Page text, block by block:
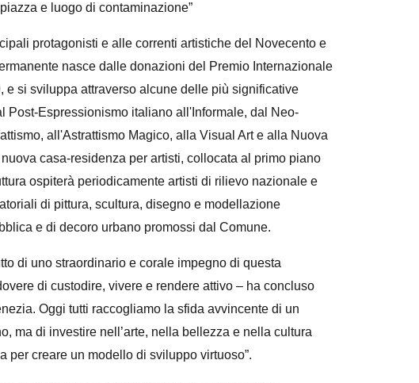
e luogo di contaminazione”
protagonisti e alle correnti artistiche del Novecento e
nasce dalle donazioni del Premio Internazionale
si sviluppa attraverso alcune delle più significative
Post-Espressionismo italiano all'Informale, dal Neo-
all'Astrattismo Magico, alla Visual Art e alla Nuova
casa-residenza per artisti, collocata al primo piano
ospiterà periodicamente artisti di rilievo nazionale e
di pittura, scultura, disegno e modellazione
e di decoro urbano promossi dal Comune.
di uno straordinario e corale impegno di questa
di custodire, vivere e rendere attivo – ha concluso
Oggi tutti raccogliamo la sfida avvincente di un
ma di investire nell’arte, nella bellezza e nella cultura
per creare un modello di sviluppo virtuoso”.